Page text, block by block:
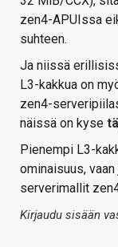
zen4-APUIssa
suhteen.
Ja niissä
L3-kakkua on
zen4-
näissä on kyse
Pienempi L3-
ominaisuus,
serverimallit
Kirjaudu sisään